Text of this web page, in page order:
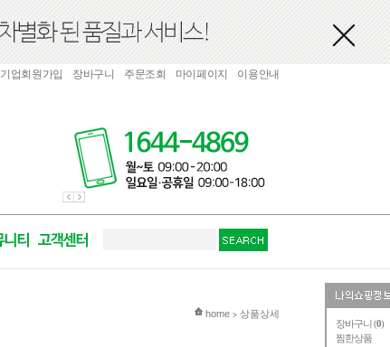
장바구니 (0)
찜한상품
기업회원가입 장바구니 주문조회 마이페이지 이용안내
현재 위치
home > 상품상세